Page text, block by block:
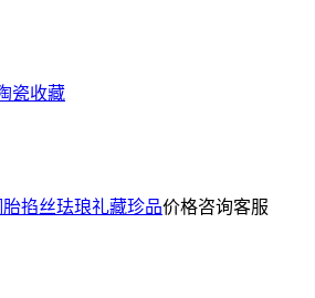
瓷收藏
掐丝珐琅礼藏珍品价格咨询客服